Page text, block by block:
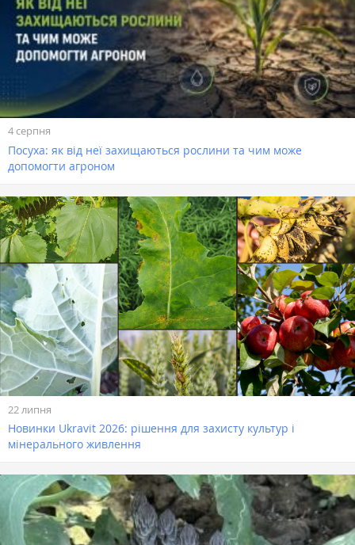
4 серпня
Посуха: як від неї захищаються рослини та чим може
допомогти агроном
22 липня
Новинки Ukravit 2026: рішення для захисту культур і
мінерального живлення